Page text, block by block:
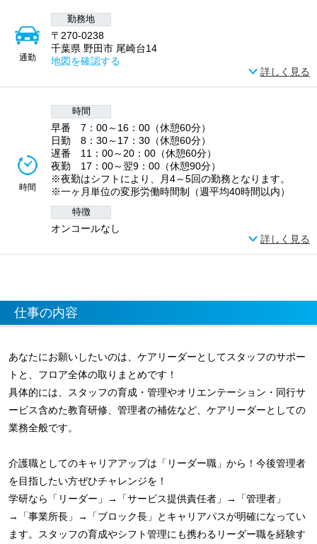
通勤
勤務地
〒270-0238
千葉県 野田市 尾崎台14
地図を確認する
詳しく見る
時間
時間
早番 7：00～16：00（休憩60分）
日勤 8：30～17：30（休憩60分）
遅番 11：00～20：00（休憩60分）
夜勤 17：00～翌9：00（休憩90分）
※夜勤はシフトにより、月4～5回の勤務となります。
※一ヶ月単位の変形労働時間制（週平均40時間以内）
特徴
オンコールなし
詳しく見る
仕事の内容
あなたにお願いしたいのは、ケアリーダーとしてスタッフのサポー
トと、フロア全体の取りまとめです！
具体的には、スタッフの育成・管理やオリエンテーション・同行サ
ービス含めた教育研修、管理者の補佐など、ケアリーダーとしての
業務全般です。
介護職としてのキャリアアップは「リーダー職」から！今後管理者
を目指したい方ぜひチャレンジを！
学研なら「リーダー」→「サービス提供責任者」→「管理者」
→「事業所長」→「ブロック長」とキャリアパスが明確になってい
ます。スタッフの育成やシフト管理にも携わるリーダー職を経験す